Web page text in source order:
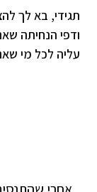
תגידי, בא לך
ודפי הנחיתה
עליה לכל מי